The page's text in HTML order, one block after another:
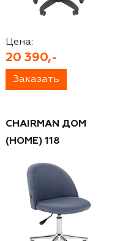
Цена:
20 390,-
Заказать
CHAIRMAN ДОМ
(HOME) 118